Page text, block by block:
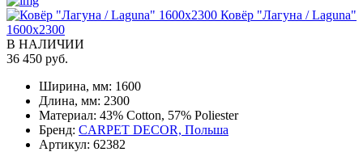
Ковёр "Лагуна / Laguna"
1600x2300
В НАЛИЧИИ
36 450 руб.
Ширина, мм: 1600
Длина, мм: 2300
Материал: 43% Cotton, 57% Poliester
Бренд: CARPET DECOR, Польша
Артикул: 62382